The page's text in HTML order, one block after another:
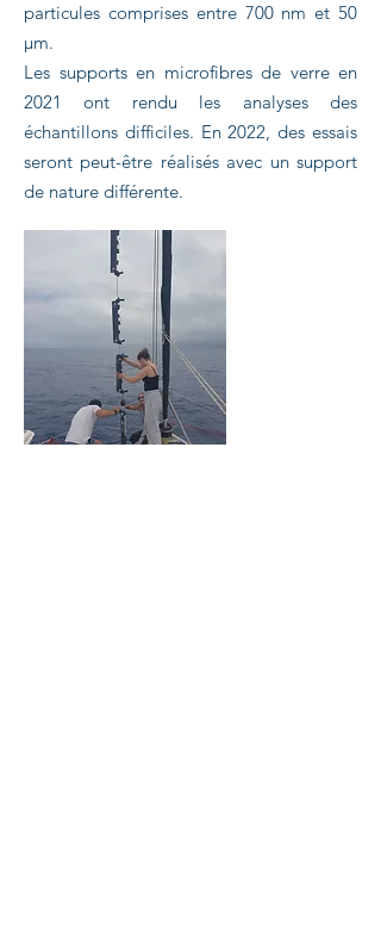
particules comprises entre 700 nm et 50
µm.
Les supports en microfibres de verre en
2021 ont rendu les analyses des
échantillons difficiles. En 2022, des essais
seront peut-être réalisés avec un support
de nature différente.